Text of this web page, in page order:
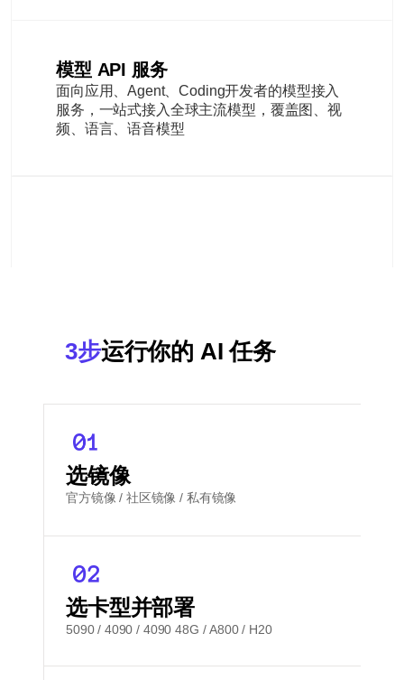
模型 API 服务
面向应用、Agent、Coding开发者的模型接入
服务，一站式接入全球主流模型，覆盖图、视
频、语言、语音模型
3步运行你的 AI 任务
选镜像
官方镜像 / 社区镜像 / 私有镜像
选卡型并部署
5090 / 4090 / 4090 48G / A800 / H20